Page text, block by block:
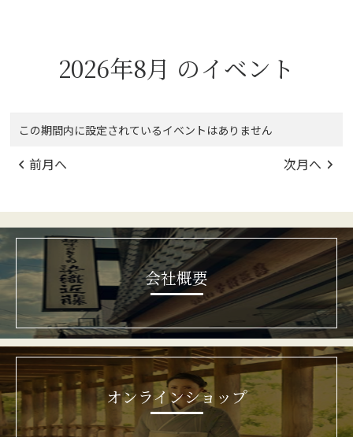
2026年8月 のイベント
この期間内に設定されているイベントはありません
前月へ 次月へ
会社概要
オンラインショップ